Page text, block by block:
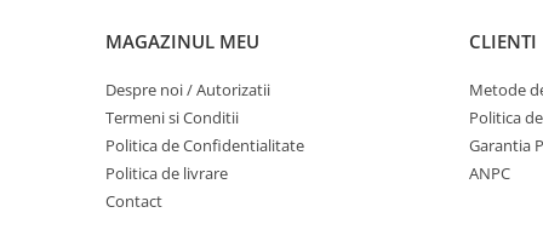
MAGAZINUL MEU
Despre noi / Autorizatii
Termeni si Conditii
Politica de Confidentialitate
Politica de livrare
Contact
CLIENTI
Metode
Politica
Garantia
ANPC